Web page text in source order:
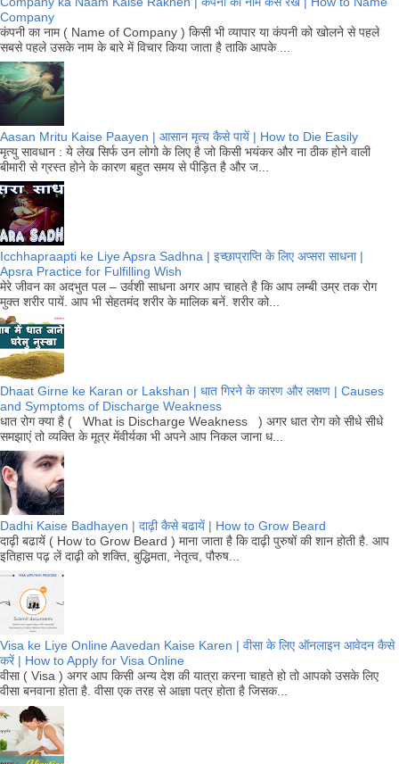
Company
कंपनी का नाम ( Name of Company ) किसी भी व्यापार या कंपनी को खोलने से पहले
सबसे पहले उसके नाम के बारे में विचार किया जाता है ताकि आपके ...
Aasan Mritu Kaise Paayen | आसान मृत्य कैसे पायें | How to Die Easily
मृत्यु सावधान : ये लेख सिर्फ उन लोगो के लिए है जो किसी भयंकर और ना ठीक होने वाली
बीमारी से ग्रस्त होने के कारण बहुत समय से पीड़ित है और ज...
Icchhapraapti ke Liye Apsra Sadhna | इच्छाप्राप्ति के लिए अप्सरा साधना |
Apsra Practice for Fulfilling Wish
मेरे जीवन का अदभुत पल – उर्वशी साधना अगर आप चाहते है कि आप लम्बी उम्र तक रोग
मुक्त शरीर पायें. आप भी सेहतमंद शरीर के मालिक बनें. शरीर को...
Dhaat Girne ke Karan or Lakshan | धात गिरने के कारण और लक्षण | Causes
and Symptoms of Discharge Weakness
धात रोग क्या है ( What is Discharge Weakness ) अगर धात रोग को सीधे सीधे
समझाएं तो व्यक्ति के मूत्र मेंवीर्यका भी अपने आप निकल जाना ध...
Dadhi Kaise Badhayen | दाढ़ी कैसे बढायें | How to Grow Beard
दाढ़ी बढायें ( How to Grow Beard ) माना जाता है कि दाढ़ी पुरुषों की शान होती है. आप
इतिहास पढ़ लें दाढ़ी को शक्ति, बुद्धिमता, नेतृत्व, पौरुष...
Visa ke Liye Online Aavedan Kaise Karen | वीसा के लिए ऑनलाइन आवेदन कैसे
करें | How to Apply for Visa Online
वीसा ( Visa ) अगर आप किसी अन्य देश की यात्रा करना चाहते हो तो आपको उसके लिए
वीसा बनवाना होता है. वीसा एक तरह से आज्ञा पत्र होता है जिसक...